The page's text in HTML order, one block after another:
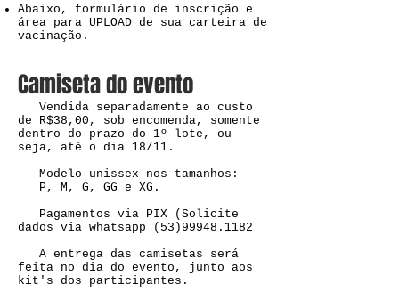
Abaixo, formulário de inscrição e
área para UPLOAD de sua carteira de
vacinação.
Camiseta do evento
Vendida separadamente ao custo
de R$38,00, sob encomenda, somente
dentro do prazo do 1º lote, ou
seja, até o dia 18/11.
Modelo unissex nos tamanhos:
P, M, G, GG e XG.
Pagamentos via PIX (Solicite
dados via whatsapp (53)99948.1182
A entrega das camisetas será
feita no dia do evento, junto aos
kit's dos participantes.